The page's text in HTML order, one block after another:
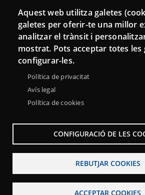
Connecta
Bustia de contacte
Butlletins
Aquest web utilitza galetes
galetes per oferir-te una millor
analitzar el trànsit i
mostrat. Pots acceptar totes les
configurar-les.
Política de privacitat
Avís legal
Política de cookies
CONFIGURACIÓ DE LES
REBUTJAR COOKIES
ACCEPTAR COOKIES
Menu
Sobre la Xarxa Punttic Avís legal